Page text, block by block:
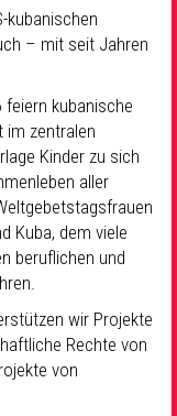
kubanischen
– mit seit Jahren
kubanische
im zentralen
Kinder zu sich
aller
Kuba, dem viele
beruflichen und
wir Projekte
Rechte von
von